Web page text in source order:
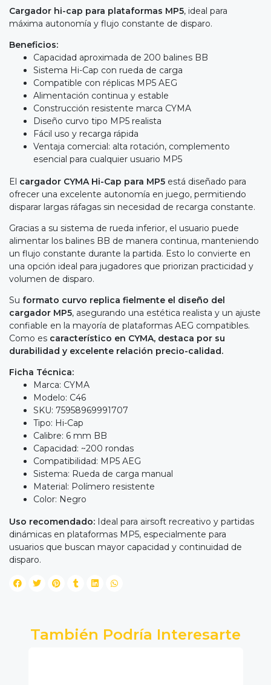
Cargador hi-cap para plataformas MP5, ideal para
máxima autonomía y flujo constante de disparo.
Beneficios:
Capacidad aproximada de 200 balines BB
Sistema Hi-Cap con rueda de carga
Compatible con réplicas MP5 AEG
Alimentación continua y estable
Construcción resistente marca CYMA
Diseño curvo tipo MP5 realista
Fácil uso y recarga rápida
Ventaja comercial: alta rotación, complemento
esencial para cualquier usuario MP5
El cargador CYMA Hi-Cap para MP5 está diseñado para
ofrecer una excelente autonomía en juego, permitiendo
disparar largas ráfagas sin necesidad de recarga constante.
Gracias a su sistema de rueda inferior, el usuario puede
alimentar los balines BB de manera continua, manteniendo
un flujo constante durante la partida. Esto lo convierte en
una opción ideal para jugadores que priorizan practicidad y
volumen de disparo.
Su formato curvo replica fielmente el diseño del
cargador MP5, asegurando una estética realista y un ajuste
confiable en la mayoría de plataformas AEG compatibles.
Como es característico en CYMA, destaca por su
durabilidad y excelente relación precio-calidad.
Ficha Técnica:
Marca: CYMA
Modelo: C46
SKU: 75958969991707
Tipo: Hi-Cap
Calibre: 6 mm BB
Capacidad: ~200 rondas
Compatibilidad: MP5 AEG
Sistema: Rueda de carga manual
Material: Polímero resistente
Color: Negro
Uso recomendado: Ideal para airsoft recreativo y partidas
dinámicas en plataformas MP5, especialmente para
usuarios que buscan mayor capacidad y continuidad de
disparo.
También Podría Interesarte